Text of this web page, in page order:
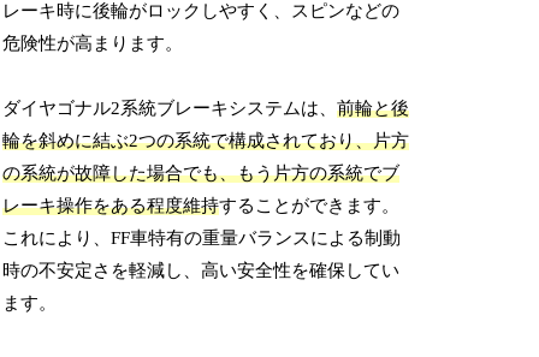
レーキ時に後輪がロックしやすく、スピンなどの
危険性が高まります。
ダイヤゴナル2系統ブレーキシステムは、前輪と後
輪を斜めに結ぶ2つの系統で構成されており、片方
の系統が故障した場合でも、もう片方の系統でブ
レーキ操作をある程度維持することができます。
これにより、FF車特有の重量バランスによる制動
時の不安定さを軽減し、高い安全性を確保してい
ます。